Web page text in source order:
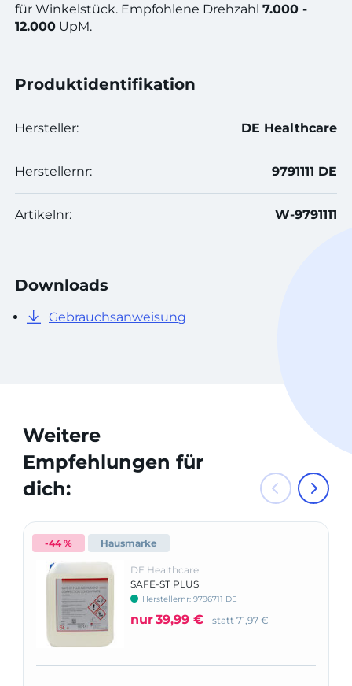
für Winkelstück. Empfohlene Drehzahl 7.000 -
12.000 UpM.
Produktidentifikation
Hersteller: DE Healthcare
Herstellernr: 9791111 DE
Artikelnr: W-9791111
Downloads
Gebrauchsanweisung
Weitere
Empfehlungen für
dich:
-44 % Hausmarke
DE Healthcare
SAFE-ST PLUS
Instrumentendesinfektion viruzid
Herstellernr: 9796711 DE
nur39,99 € statt 71,97 €